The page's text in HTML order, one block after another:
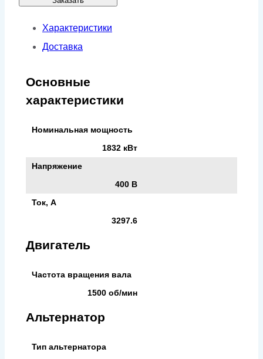
Характеристики
Доставка
Основные
характеристики
Номинальная мощность
1832 кВт
Напряжение
400 В
Ток, А
3297.6
Двигатель
Частота вращения вала
1500 об/мин
Альтернатор
Тип альтернатора